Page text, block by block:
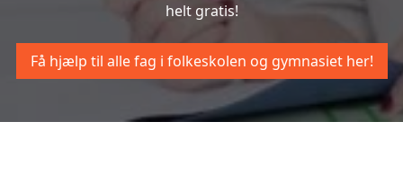
helt gratis!
Få hjælp til alle fag i folkeskolen og gymnasiet her!